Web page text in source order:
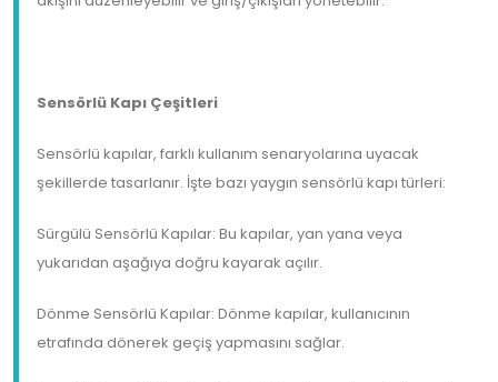
Sensörlü Kapı Çeşitleri
Sensörlü kapılar, farklı kullanım senaryolarına uyacak
şekillerde tasarlanır. İşte bazı yaygın sensörlü kapı türleri:
Sürgülü Sensörlü Kapılar: Bu kapılar, yan yana veya
yukarıdan aşağıya doğru kayarak açılır.
Dönme Sensörlü Kapılar: Dönme kapılar, kullanıcının
etrafında dönerek geçiş yapmasını sağlar.